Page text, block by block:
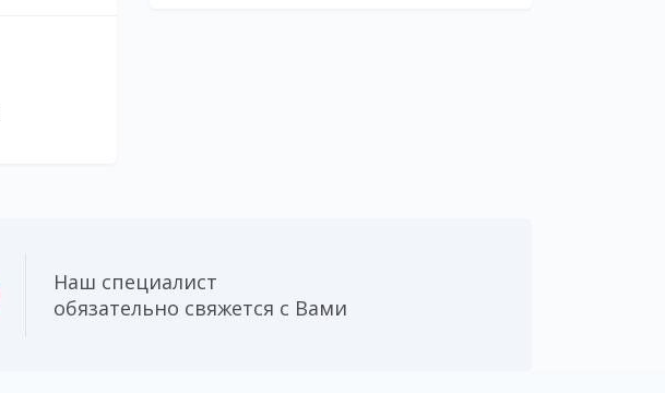
Наш специалист
обязательно свяжется с Вами